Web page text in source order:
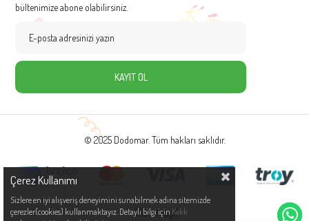
bültenimize abone olabilirsiniz.
KAYIT OL
© 2025 Dodomar. Tüm hakları saklıdır.
Çerez Kullanımı
Sizlere en iyi alışveriş deneyimini sunabilmek adına sitemizde
çerezler(cookies) kullanmaktayız. Detaylı bilgi için Kvkk